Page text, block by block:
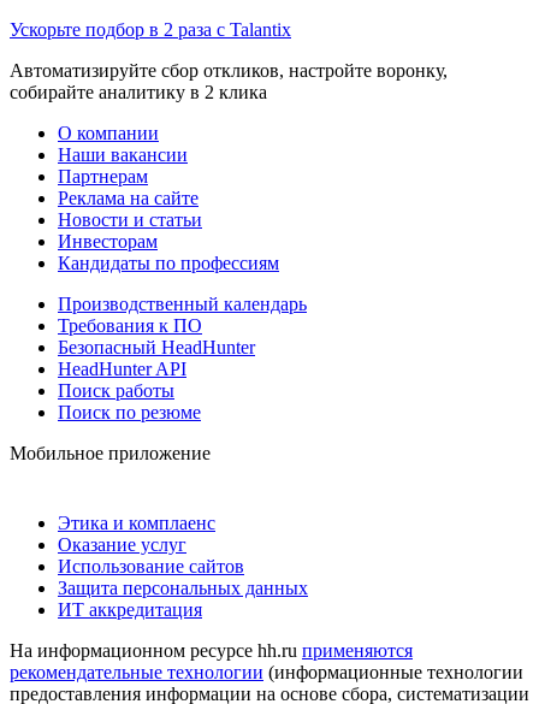
Ускорьте подбор в 2 раза с Talantix
Автоматизируйте сбор откликов, настройте воронку,
собирайте аналитику в 2 клика
О компании
Наши вакансии
Партнерам
Реклама на сайте
Новости и статьи
Инвесторам
Кандидаты по профессиям
Производственный календарь
Требования к ПО
Безопасный HeadHunter
HeadHunter API
Поиск работы
Поиск по резюме
Мобильное приложение
Этика и комплаенс
Оказание услуг
Использование сайтов
Защита персональных данных
ИТ аккредитация
На информационном ресурсе hh.ru применяются
рекомендательные технологии (информационные технологии
предоставления информации на основе сбора, систематизации